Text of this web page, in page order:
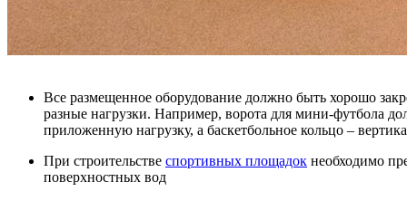
Все размещенное оборудование должно быть хорошо
разные нагрузки. Например, ворота для мини-футбола
приложенную нагрузку, а баскетбольное кольцо –
При строительстве спортивных площадок необходимо
поверхностных вод